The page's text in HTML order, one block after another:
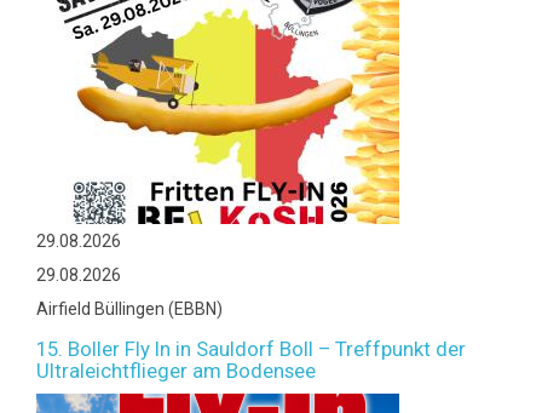
29.08.2026
29.08.2026
Airfield Büllingen (EBBN)
15. Boller Fly In in Sauldorf Boll – Treffpunkt der
Ultraleichtflieger am Bodensee